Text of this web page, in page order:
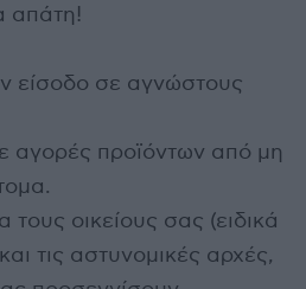
απάτη!
είσοδο σε αγνώστους
αγορές προϊόντων από μη
οικείους σας (ειδικά
τις αστυνομικές αρχές,